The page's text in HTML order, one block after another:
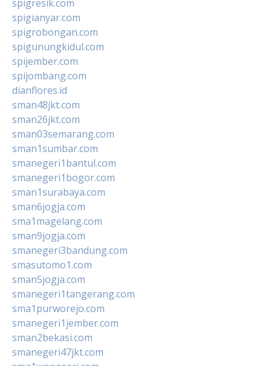
spigresik.com
spigianyar.com
spigrobongan.com
spigunungkidul.com
spijember.com
spijombang.com
dianflores.id
sman48jkt.com
sman26jkt.com
sman03semarang.com
sman1sumbar.com
smanegeri1bantul.com
smanegeri1bogor.com
sman1surabaya.com
sman6jogja.com
sma1magelang.com
sman9jogja.com
smanegeri3bandung.com
smasutomo1.com
sman5jogja.com
smanegeri1tangerang.com
sma1purworejo.com
smanegeri1jember.com
sman2bekasi.com
smanegeri47jkt.com